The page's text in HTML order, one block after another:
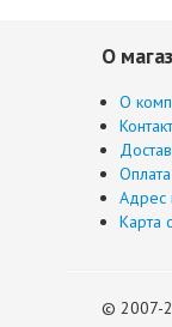
О
О
Оплата
Адрес
Карта
© 2007-